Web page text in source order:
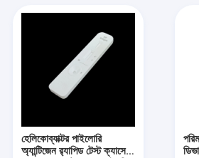
হেলিকোব্যাক্টর পাইলোরি
অ্যান্টিজেন র‌্যাপিড টেস্ট ক্যাসেট